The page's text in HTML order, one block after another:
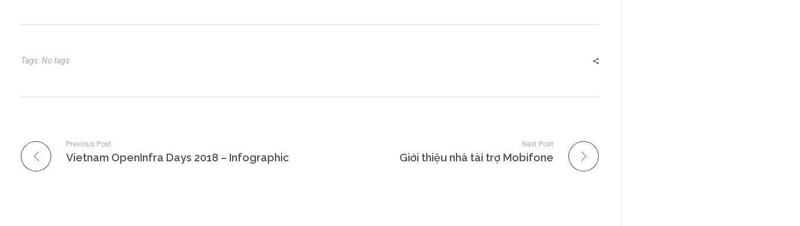
Tags: No tags
Previous Post
Vietnam OpenInfra Days 2018 – Infographic
Next Post
Giới thiệu nhà tài trợ Mobifone